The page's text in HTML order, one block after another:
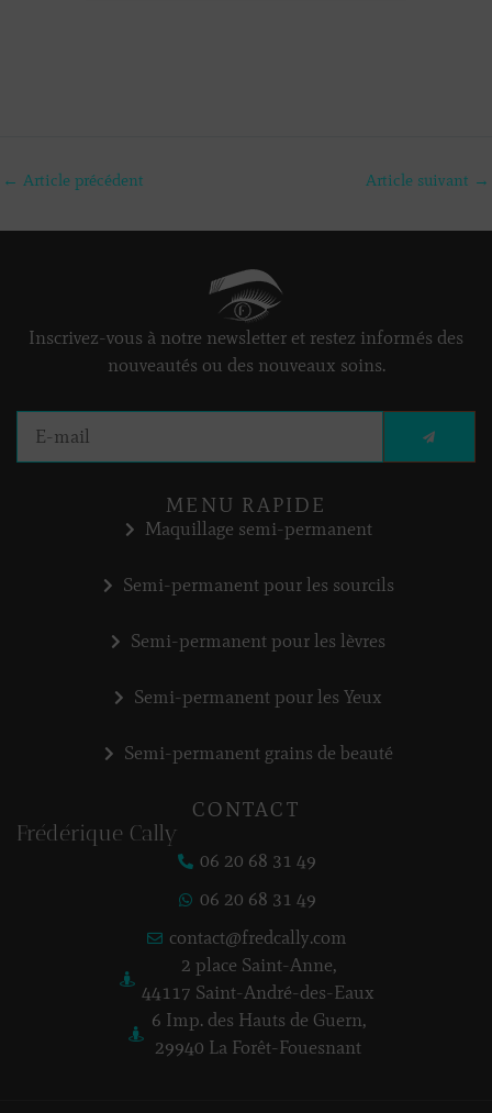
← Article précédent Article suivant →
Inscrivez-vous à notre newsletter et restez informés des
nouveautés ou des nouveaux soins.
E-
MAIL
MENU RAPIDE
Maquillage semi-permanent
Semi-permanent pour les sourcils
Semi-permanent pour les lèvres
Semi-permanent pour les Yeux
Semi-permanent grains de beauté
CONTACT
Frédérique Cally
06 20 68 31 49
06 20 68 31 49
contact@fredcally.com
2 place Saint-Anne,
44117 Saint-André-des-Eaux
6 Imp. des Hauts de Guern,
29940 La Forêt-Fouesnant